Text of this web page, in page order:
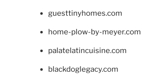
guesttinyhomes.com
home-plow-by-meyer.com
palatelatincuisine.com
blackdoglegacy.com